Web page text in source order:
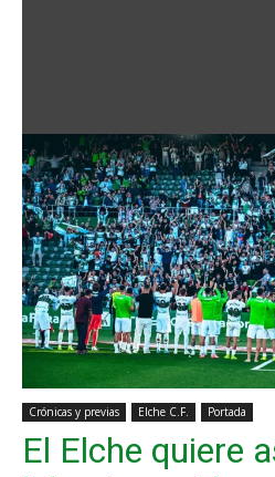
Crónicas y previas Elche C.F. Portada
El Elche quiere